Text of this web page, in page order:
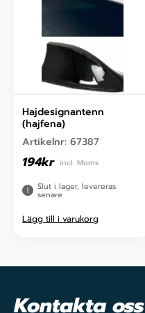
Hajdesignantenn
(hajfena)
Artikelnr: 67387
194kr incl. Moms
Slut i lager, levereras
senare
Lägg till i varukorg
Kontakta oss